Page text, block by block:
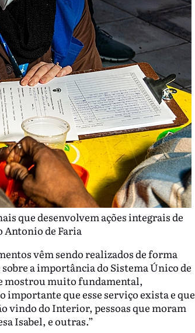
que desenvolvem ações integrais de
Antonio de Faria
vêm sendo realizados de forma
a importância do Sistema Único de
mostrou muito fundamental,
que esse serviço exista e que
vindo do Interior, pessoas que moram
Isabel, e outras.”